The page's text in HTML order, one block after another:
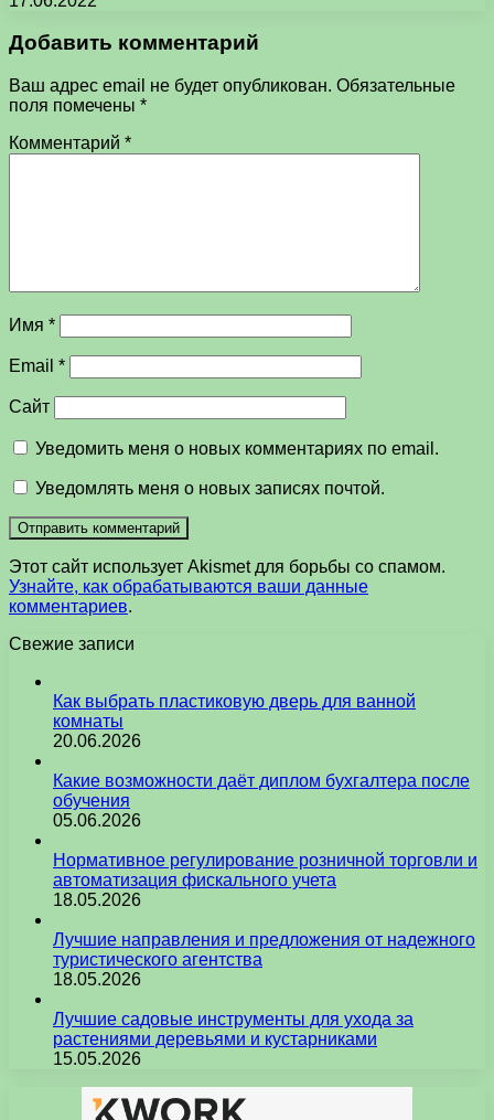
Добавить комментарий
Ваш адрес email не будет опубликован. Обязательные
поля помечены *
Комментарий *
Имя *
Email *
Сайт
Уведомить меня о новых комментариях по email.
Уведомлять меня о новых записях почтой.
Этот сайт использует Akismet для борьбы со спамом.
Узнайте, как обрабатываются ваши данные
комментариев.
Свежие записи
Как выбрать пластиковую дверь для ванной
комнаты
20.06.2026
Какие возможности даёт диплом бухгалтера после
обучения
05.06.2026
Нормативное регулирование розничной торговли и
автоматизация фискального учета
18.05.2026
Лучшие направления и предложения от надежного
туристического агентства
18.05.2026
Лучшие садовые инструменты для ухода за
растениями деревьями и кустарниками
15.05.2026